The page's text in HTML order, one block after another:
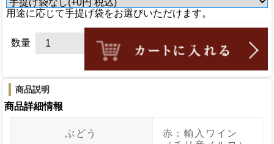
用途に応じて手提げ袋をお選びいただけます。
数量
商品説明
商品詳細情報
ぶどう
赤：輸入ワイン